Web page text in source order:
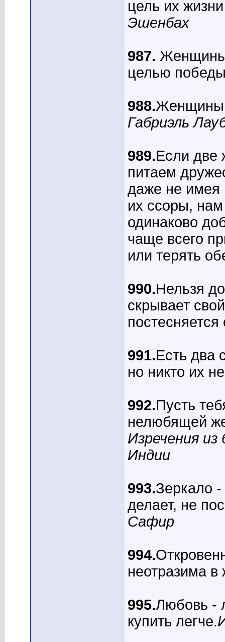
цель их
Эшенбах
987. Женщины
целью
988.Женщины
Габриэль
989.Если две
питаем
даже не имея
их ссоры, нам
одинаково
чаще всего
или терять
990.Нельзя
скрывает
постесняется
991.Есть два
но никто их
992.Пусть
нелюбящей
Изречения
Индии
993.Зеркало
делает, не
Сафир
994.
неотразима
995.Любовь -
купить легче.